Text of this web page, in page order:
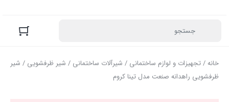
خانه/تجهیزات و لوازم ساختمانی / شیرآلات ساختمانی / شیر ظرفشویی / شیر
ظرفشویی راهدانه صنعت مدل تینا کروم